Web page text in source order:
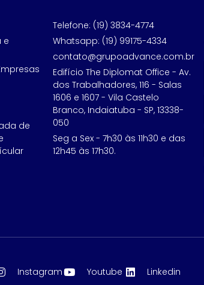
e
de
Telefone: (19) 3834-4774
Whatsapp: (19) 99175-4334
contato@grupoadvance.com.br
Edifício The Diplomat Office - Av.
dos Trabalhadores, 116 - Salas
1606 e 1607 - Vila Castelo
Branco, Indaiatuba - SP, 13338-
050
Seg a Sex - 7h30 às 11h30 e das
12h45 às 17h30.
Instagram Youtube Linkedin